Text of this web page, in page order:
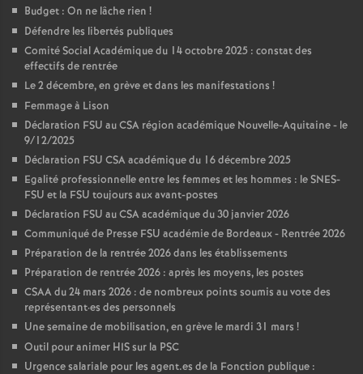
Budget : On ne lâche rien !
Défendre les libertés publiques
Comité Social Académique du 14 octobre 2025 : constat des
effectifs de rentrée
Le 2 décembre, en grève et dans les manifestations !
Femmage à Lison
Déclaration FSU au CSA région académique Nouvelle-Aquitaine - le
9/12/2025
Déclaration FSU CSA académique du 16 décembre 2025
Egalité professionnelle entre les femmes et les hommes : le SNES-
FSU et la FSU toujours aux avant-postes
Déclaration FSU au CSA académique du 30 janvier 2026
Communiqué de Presse FSU académie de Bordeaux - Rentrée 2026
Préparation de la rentrée 2026 dans les établissements
Préparation de rentrée 2026 : après les moyens, les postes
CSAA du 24 mars 2026 : de nombreux points soumis au vote des
représentant·es des personnels
Une semaine de mobilisation, en grève le mardi 31 mars !
Outil pour animer HIS sur la PSC
Urgence salariale pour les agent.es de la Fonction publique :